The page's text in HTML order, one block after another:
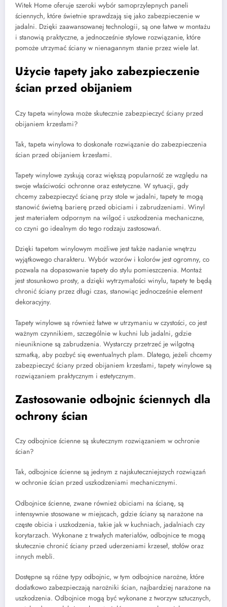
Witek Home oferuje szeroki wybór samoprzylepnych paneli
ściennych, które świetnie sprawdzają się jako zabezpieczenie w
jadalni. Dzięki zaawansowanej technologii, są one łatwe w montażu
i stanowią praktyczne, a jednocześnie stylowe rozwiązanie, które
pomoże utrzymać ściany w nienagannym stanie przez wiele lat.
Użycie tapety jako zabezpieczenie
ścian przed obijaniem
Czy tapeta winylowa może skutecznie zabezpieczyć ściany przed
obijaniem krzesłami?
Tak, tapeta winylowa to doskonałe rozwiązanie do zabezpieczenia
ścian przed obijaniem krzesłami.
Tapety winylowe zyskują coraz większą popularność ze względu na
swoje właściwości ochronne oraz estetyczne. W sytuacji, gdy
chcemy zabezpieczyć ścianę przy stole w jadalni, tapety te mogą
stanowić świetną barierę przed obiciami i zabrudzeniami. Winyl
jest materiałem odpornym na wilgoć i uszkodzenia mechaniczne,
co czyni go idealnym do tego rodzaju zastosowań.
Dzięki tapetom winylowym możliwe jest także nadanie wnętrzu
wyjątkowego charakteru. Wybór wzorów i kolorów jest ogromny, co
pozwala na dopasowanie tapety do stylu pomieszczenia. Montaż
jest stosunkowo prosty, a dzięki wytrzymałości winylu, tapety te będą
chronić ściany przez długi czas, stanowiąc jednocześnie element
dekoracyjny.
Tapety winylowe są również łatwe w utrzymaniu w czystości, co jest
ważnym czynnikiem, szczególnie w kuchni lub jadalni, gdzie
nieuniknione są zabrudzenia. Wystarczy przetrzeć je wilgotną
szmatką, aby pozbyć się ewentualnych plam. Dlatego, jeżeli chcemy
zabezpieczyć ściany przed obijaniem krzesłami, tapety winylowe są
rozwiązaniem praktycznym i estetycznym.
Zastosowanie odbojnic ściennych dla
ochrony ścian
Czy odbojnice ścienne są skutecznym rozwiązaniem w ochronie
ścian?
Tak, odbojnice ścienne są jednym z najskuteczniejszych rozwiązań
w ochronie ścian przed uszkodzeniami mechanicznymi.
Odbojnice ścienne, zwane również obiciami na ścianę, są
intensywnie stosowane w miejscach, gdzie ściany są narażone na
częste obicia i uszkodzenia, takie jak w kuchniach, jadalniach czy
korytarzach. Wykonane z trwałych materiałów, odbojnice te mogą
skutecznie chronić ściany przed uderzeniami krzeseł, stołów oraz
innych mebli.
Dostępne są różne typy odbojnic, w tym odbojnice narożne, które
dodatkowo zabezpieczają narożniki ścian, najbardziej narażone na
uszkodzenia. Odbojnice mogą być wykonane z tworzyw sztucznych,